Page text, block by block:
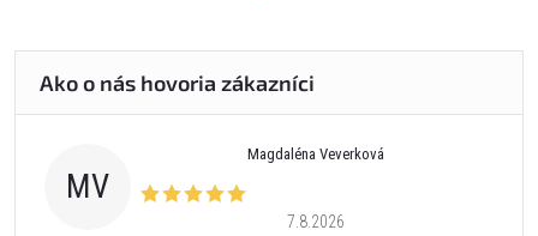
MV
Magdaléna Veverková
7.8.2026